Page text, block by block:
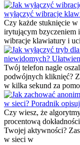
wyłączyć wibracje
Czy każde stuknięcie
irytującym bzyczeniem
wibracje klawiatury i
niewidomych?
Twój telefon nagle
podwójnych kliknięć?
w kilka sekund za
w sieci? Poradnik
Czy wiesz, że
procentową
Twojej aktywności?
w sieci w